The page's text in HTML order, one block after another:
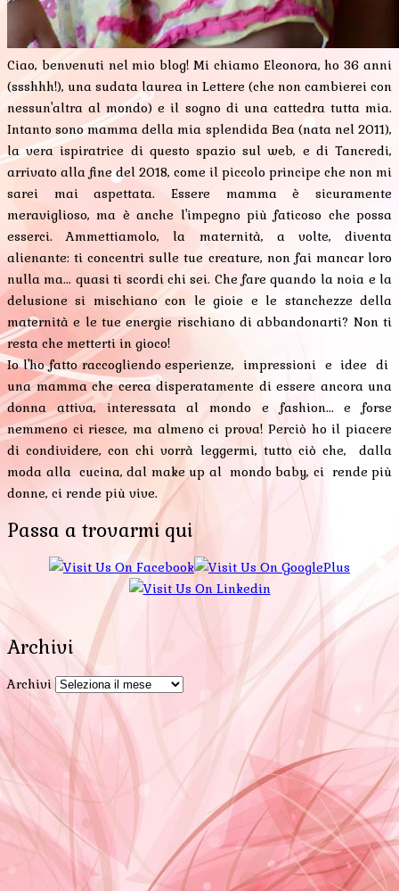
Ciao, benvenuti nel mio blog! Mi chiamo Eleonora, ho 36 anni
(ssshhh!), una sudata laurea in Lettere (che non cambierei con
nessun'altra al mondo) e il sogno di una cattedra tutta mia.
Intanto sono mamma della mia splendida Bea (nata nel 2011),
la vera ispiratrice di questo spazio sul web, e di Tancredi,
arrivato alla fine del 2018, come il piccolo principe che non mi
sarei mai aspettata. Essere mamma è sicuramente
meraviglioso, ma è anche l'impegno più faticoso che possa
esserci. Ammettiamolo, la maternità, a volte, diventa
alienante: ti concentri sulle tue creature, non fai mancar loro
nulla ma... quasi ti scordi chi sei. Che fare quando la noia e la
delusione si mischiano con le gioie e le stanchezze della
maternità e le tue energie rischiano di abbandonarti? Non ti
resta che metterti in gioco!
Io l'ho fatto raccogliendo esperienze, impressioni e idee di
una mamma che cerca disperatamente di essere ancora una
donna attiva, interessata al mondo e fashion... e forse
nemmeno ci riesce, ma almeno ci prova! Perciò ho il piacere
di condividere, con chi vorrà leggermi, tutto ciò che, dalla
moda alla cucina, dal make up al mondo baby, ci rende più
donne, ci rende più vive.
Passa a trovarmi qui
Archivi
Archivi